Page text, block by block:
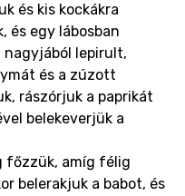
és kis kockákra
és egy lábosban
nagyjából lepirult,
és a zúzott
rászórjuk a paprikát
belekeverjük a
főzzük, amíg félig
belerakjuk a babot, és